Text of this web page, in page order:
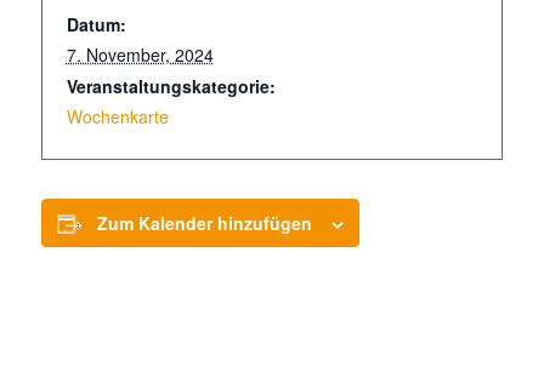
Datum:
7. November, 2024
Veranstaltungskategorie:
Wochenkarte
Zum Kalender hinzufügen